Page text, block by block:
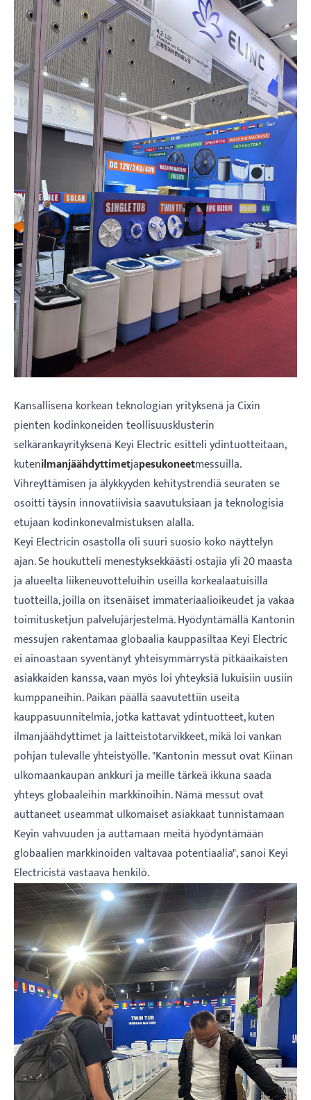
Kansallisena korkean teknologian yrityksenä ja Cixin
pienten kodinkoneiden teollisuusklusterin
selkärankayrityksenä Keyi Electric esitteli ydintuotteitaan,
kutenilmanjäähdyttimetjapesukoneetmessuilla.
Vihreyttämisen ja älykkyyden kehitystrendiä seuraten se
osoitti täysin innovatiivisia saavutuksiaan ja teknologisia
etujaan kodinkonevalmistuksen alalla.
Keyi Electricin osastolla oli suuri suosio koko näyttelyn
ajan. Se houkutteli menestyksekkäästi ostajia yli 20 maasta
ja alueelta liikeneuvotteluihin useilla korkealaatuisilla
tuotteilla, joilla on itsenäiset immateriaalioikeudet ja vakaa
toimitusketjun palvelujärjestelmä. Hyödyntämällä Kantonin
messujen rakentamaa globaalia kauppasiltaa Keyi Electric
ei ainoastaan ​​syventänyt yhteisymmärrystä pitkäaikaisten
asiakkaiden kanssa, vaan myös loi yhteyksiä lukuisiin uusiin
kumppaneihin. Paikan päällä saavutettiin useita
kauppasuunnitelmia, jotka kattavat ydintuotteet, kuten
ilmanjäähdyttimet ja laitteistotarvikkeet, mikä loi vankan
pohjan tulevalle yhteistyölle. "Kantonin messut ovat Kiinan
ulkomaankaupan ankkuri ja meille tärkeä ikkuna saada
yhteys globaaleihin markkinoihin. Nämä messut ovat
auttaneet useammat ulkomaiset asiakkaat tunnistamaan
Keyin vahvuuden ja auttamaan meitä hyödyntämään
globaalien markkinoiden valtavaa potentiaalia", sanoi Keyi
Electricistä vastaava henkilö.